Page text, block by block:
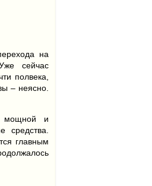
на
сейчас
полвека,
– неясно.
мощной и
средства.
главным